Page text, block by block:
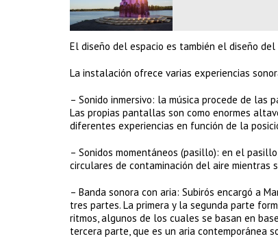
El diseño del espacio es también el diseño del
La instalación ofrece varias experiencias
– Sonido inmersivo: la música procede de
Las propias pantallas son como enormes
diferentes experiencias en función de la
– Sonidos momentáneos (pasillo): en el
circulares de contaminación del aire mientras
– Banda sonora con aria: Subirós encargó a
tres partes. La primera y la segunda parte
ritmos, algunos de los cuales se basan en
tercera parte, que es un aria contemporánea